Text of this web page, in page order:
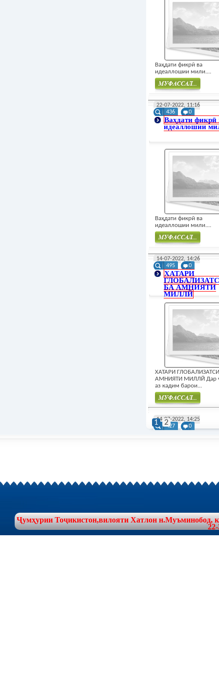
Ваҳдати фикрӣ ва
идеаллошии мили....
Муфасал
22-07-2022, 11:16
436
0
Ваҳдати фикрӣ
идеаллошии
Ваҳдати фикрӣ ва
идеаллошии мили....
Муфасал
14-07-2022, 14:26
495
0
ХАТАРИ
БА АМНИЯТИ
МИЛЛЙ
ХАТАРИ
АМНИЯТИ МИЛЛЙ Дар
аз кадим барои...
14-07-2022, 14:25
427
0
1 2
Ҷумҳурии Тоҷикистон,вилояти Хатлон н.Муъминобод,